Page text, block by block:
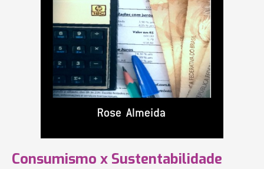
Consumismo x Sustentabilidade